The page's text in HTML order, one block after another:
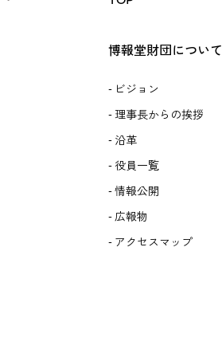
博報堂財団について
ビジョン
理事長からの挨拶
沿革
役員一覧
情報公開
広報物
アクセスマップ